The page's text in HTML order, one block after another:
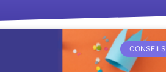
CONSEILS